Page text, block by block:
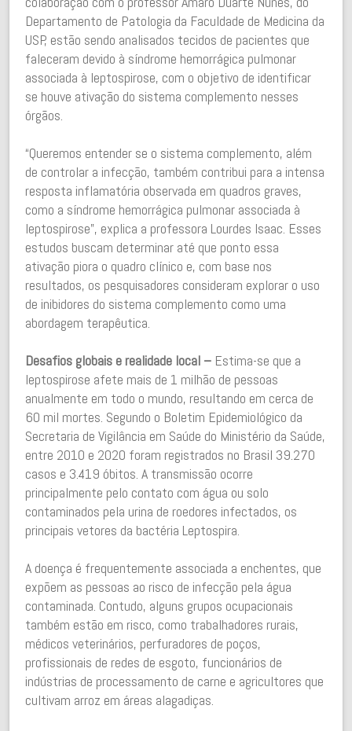
Departamento de Patologia da Faculdade de Medicina da
USP, estão sendo analisados tecidos de pacientes que
faleceram devido à síndrome hemorrágica pulmonar
associada à leptospirose, com o objetivo de identificar
se houve ativação do sistema complemento nesses
órgãos.
“Queremos entender se o sistema complemento, além
de controlar a infecção, também contribui para a intensa
resposta inflamatória observada em quadros graves,
como a síndrome hemorrágica pulmonar associada à
leptospirose”, explica a professora Lourdes Isaac. Esses
estudos buscam determinar até que ponto essa
ativação piora o quadro clínico e, com base nos
resultados, os pesquisadores consideram explorar o uso
de inibidores do sistema complemento como uma
abordagem terapêutica.
Desafios globais e realidade local – Estima-se que a
leptospirose afete mais de 1 milhão de pessoas
anualmente em todo o mundo, resultando em cerca de
60 mil mortes. Segundo o Boletim Epidemiológico da
Secretaria de Vigilância em Saúde do Ministério da Saúde,
entre 2010 e 2020 foram registrados no Brasil 39.270
casos e 3.419 óbitos. A transmissão ocorre
principalmente pelo contato com água ou solo
contaminados pela urina de roedores infectados, os
principais vetores da bactéria Leptospira.
A doença é frequentemente associada a enchentes, que
expõem as pessoas ao risco de infecção pela água
contaminada. Contudo, alguns grupos ocupacionais
também estão em risco, como trabalhadores rurais,
médicos veterinários, perfuradores de poços,
profissionais de redes de esgoto, funcionários de
indústrias de processamento de carne e agricultores que
cultivam arroz em áreas alagadiças.